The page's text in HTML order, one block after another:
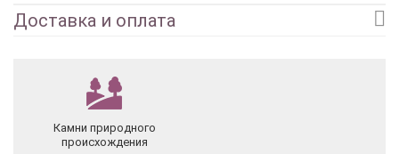
Доставка и оплата
Камни природного
происхождения